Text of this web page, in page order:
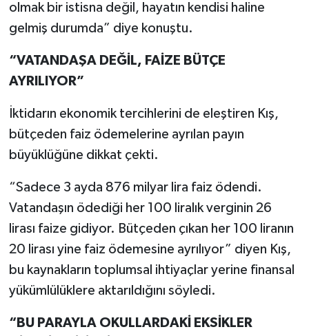
olmak bir istisna değil, hayatın kendisi haline
gelmiş durumda” diye konuştu.
“VATANDAŞA DEĞİL, FAİZE BÜTÇE
AYRILIYOR”
İktidarın ekonomik tercihlerini de eleştiren Kış,
bütçeden faiz ödemelerine ayrılan payın
büyüklüğüne dikkat çekti.
“Sadece 3 ayda 876 milyar lira faiz ödendi.
Vatandaşın ödediği her 100 liralık verginin 26
lirası faize gidiyor. Bütçeden çıkan her 100 liranın
20 lirası yine faiz ödemesine ayrılıyor” diyen Kış,
bu kaynakların toplumsal ihtiyaçlar yerine finansal
yükümlülüklere aktarıldığını söyledi.
“BU PARAYLA OKULLARDAKİ EKSİKLER